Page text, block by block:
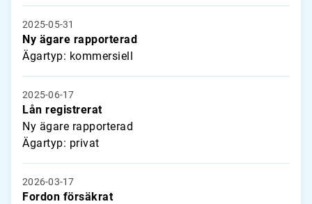
2025-05-31
Ny ägare rapporterad
Ägartyp: kommersiell
2025-06-17
Lån registrerat
Ny ägare rapporterad
Ägartyp: privat
2026-03-17
Fordon försäkrat